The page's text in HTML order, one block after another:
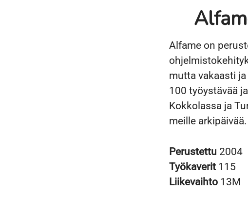
Alfame on
mutta vakaasti
100 työystävää
Kokkolassa ja
meille arkipäivää.
Perustettu 2004
Työkaverit 115
Liikevaihto 13M